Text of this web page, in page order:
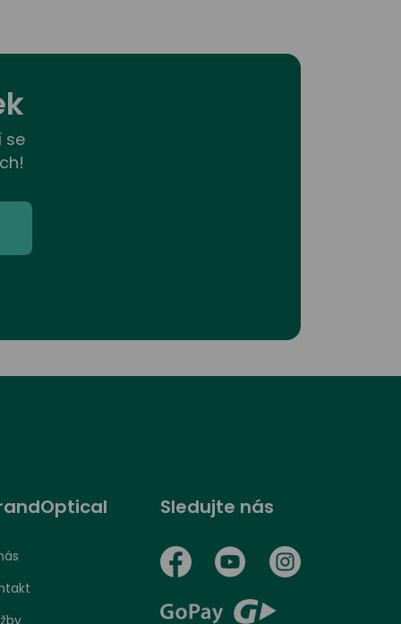
se
Sledujte nás